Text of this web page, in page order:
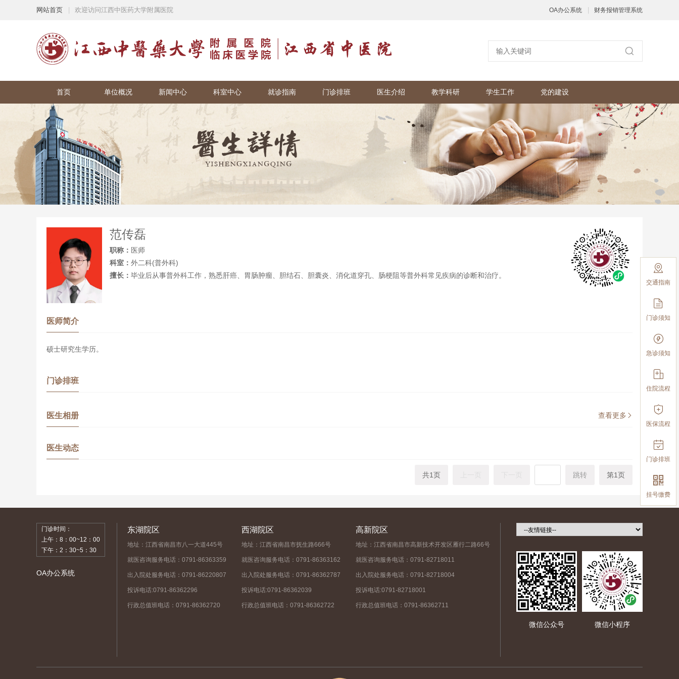
网站首页 欢迎访问江西中医药大学附属医院 OA办公系统 财务报销管理系统
首页 单位概况 新闻中心 科室中心 就诊指南 门诊排班 医生介绍 教学科研 学生工作 党的建设
范传磊
职称： 医师
科室： 外二科(普外科)
擅长： 毕业后从事普外科工作，熟悉肝癌、胃肠肿瘤、胆结石、胆囊炎、消化道穿孔、肠梗阻等普外科常见疾病的诊断和治疗。
医师简介
硕士研究生学历。
门诊排班
医生相册 查看更多 
医生动态
共1页 跳转 第1页
门诊时间：
上午：8：00~12：00
下午：2：30~5：30
OA办公系统
东湖院区
地址：江西省南昌市八一大道445号
就医咨询服务电话：0791-86363359
出入院处服务电话：0791-86220807
投诉电话:0791-86362296
行政总值班电话：0791-86362720
西湖院区
地址：江西省南昌市抚生路666号
就医咨询服务电话：0791-86363162
出入院处服务电话：0791-86362787
投诉电话:0791-86362039
行政总值班电话：0791-86362722
高新院区
地址：江西省南昌市高新技术开发区雁行二路66号
就医咨询服务电话：0791-82718011
出入院处服务电话：0791-82718004
投诉电话:0791-82718001
行政总值班电话：0791-86362711
微信公众号 微信小程序

交通指南

门诊须知

急诊须知

住院流程

医保流程

门诊排班

挂号缴费